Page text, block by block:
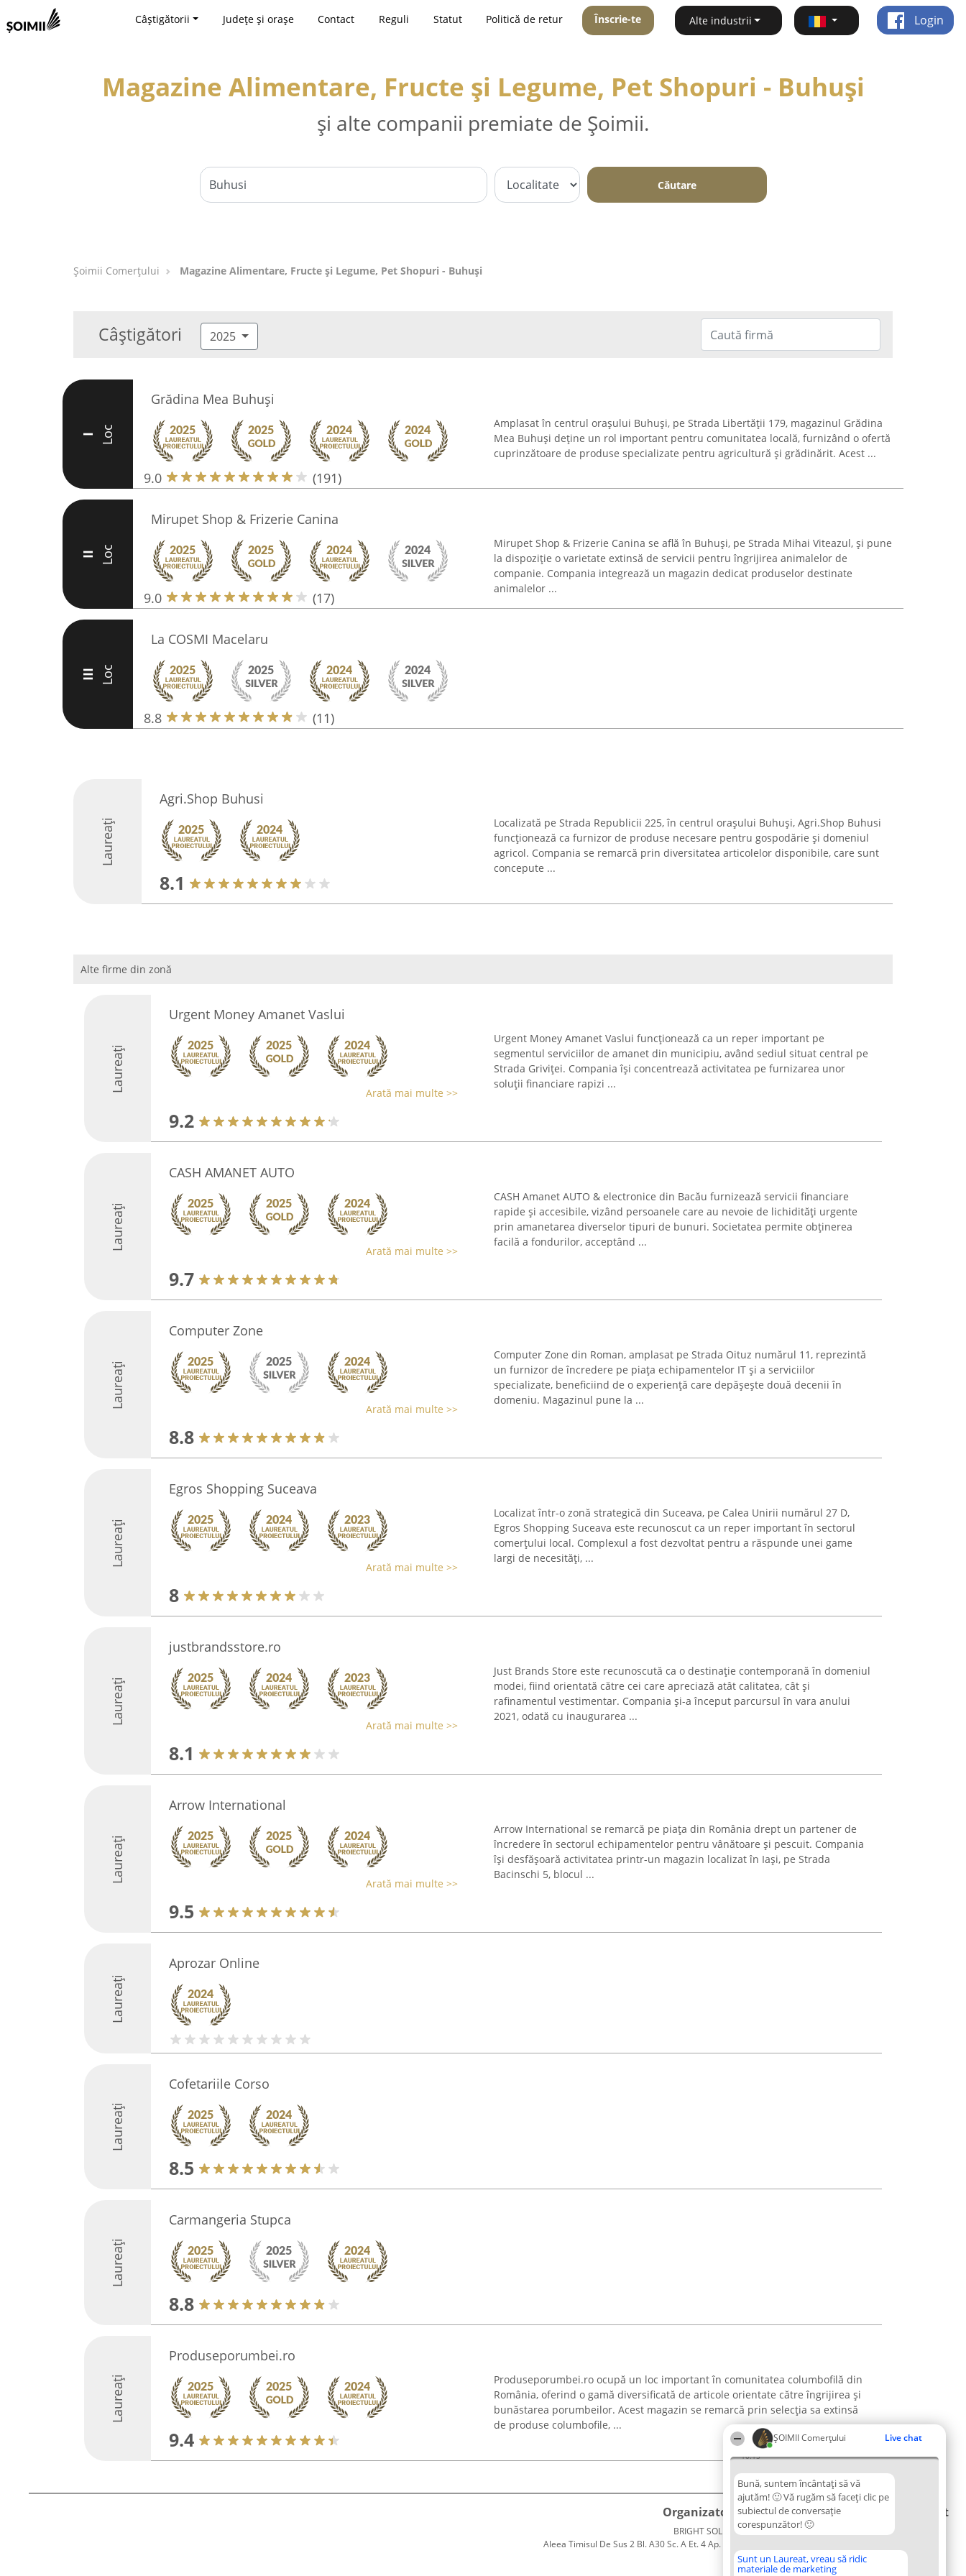
ȘOIMII Comerțului Live chat
10:15
Bună, suntem încântați să vă
ajutăm! 🙂 Vă rugăm să faceți clic pe
subiectul de conversație
corespunzător! 🙂
Sunt un Laureat, vreau să ridic
materiale de marketing
Câștigătorii Județe și orașe Contact Reguli Statut Politică de retur Înscrie-te Alte industrii Login
Magazine Alimentare, Fructe și Legume, Pet Shopuri - Buhuşi
și alte companii premiate de Șoimii.
Căutare
Șoimii Comerțului Magazine Alimentare, Fructe și Legume, Pet Shopuri - Buhuşi
Câștigători 2025
I Loc
Grădina Mea Buhuși
9.0 (191)
Amplasat în centrul orașului Buhuși, pe Strada Libertății 179, magazinul Grădina
Mea Buhuși deține un rol important pentru comunitatea locală, furnizând o ofertă
cuprinzătoare de produse specializate pentru agricultură și grădinărit. Acest ...
II Loc
Mirupet Shop & Frizerie Canina
9.0 (17)
Mirupet Shop & Frizerie Canina se află în Buhuși, pe Strada Mihai Viteazul, și pune
la dispoziție o varietate extinsă de servicii pentru îngrijirea animalelor de
companie. Compania integrează un magazin dedicat produselor destinate
animalelor ...
III Loc
La COSMI Macelaru
8.8 (11)
Laureați
Agri.Shop Buhusi
8.1
Localizată pe Strada Republicii 225, în centrul orașului Buhuși, Agri.Shop Buhusi
funcționează ca furnizor de produse necesare pentru gospodărie și domeniul
agricol. Compania se remarcă prin diversitatea articolelor disponibile, care sunt
concepute ...
Alte firme din zonă
Laureați
Urgent Money Amanet Vaslui
Arată mai multe >>
9.2
Urgent Money Amanet Vaslui funcționează ca un reper important pe
segmentul serviciilor de amanet din municipiu, având sediul situat central pe
Strada Griviței. Compania își concentrează activitatea pe furnizarea unor
soluții financiare rapizi ...
Laureați
CASH AMANET AUTO
Arată mai multe >>
9.7
CASH Amanet AUTO & electronice din Bacău furnizează servicii financiare
rapide și accesibile, vizând persoanele care au nevoie de lichidități urgente
prin amanetarea diverselor tipuri de bunuri. Societatea permite obținerea
facilă a fondurilor, acceptând ...
Laureați
Computer Zone
Arată mai multe >>
8.8
Computer Zone din Roman, amplasat pe Strada Oituz numărul 11, reprezintă
un furnizor de încredere pe piața echipamentelor IT și a serviciilor
specializate, beneficiind de o experiență care depășește două decenii în
domeniu. Magazinul pune la ...
Laureați
Egros Shopping Suceava
Arată mai multe >>
8
Localizat într-o zonă strategică din Suceava, pe Calea Unirii numărul 27 D,
Egros Shopping Suceava este recunoscut ca un reper important în sectorul
comerțului local. Complexul a fost dezvoltat pentru a răspunde unei game
largi de necesități, ...
Laureați
justbrandsstore.ro
Arată mai multe >>
8.1
Just Brands Store este recunoscută ca o destinație contemporană în domeniul
modei, fiind orientată către cei care apreciază atât calitatea, cât și
rafinamentul vestimentar. Compania și-a început parcursul în vara anului
2021, odată cu inaugurarea ...
Laureați
Arrow International
Arată mai multe >>
9.5
Arrow International se remarcă pe piața din România drept un partener de
încredere în sectorul echipamentelor pentru vânătoare și pescuit. Compania
își desfășoară activitatea printr-un magazin localizat în Iași, pe Strada
Bacinschi 5, blocul ...
Laureați
Aprozar Online
Laureați
Cofetariile Corso
8.5
Laureați
Carmangeria Stupca
8.8
Laureați
Produseporumbei.ro
9.4
Produseporumbei.ro ocupă un loc important în comunitatea columbofilă din
România, oferind o gamă diversificată de articole orientate către îngrijirea și
bunăstarea porumbeilor. Acest magazin se remarcă prin selecția sa extinsă
de produse columbofile, ...
Organizator Ranking
BRIGHT SOLUTIONS BR SRL
Aleea Timisul De Sus 2 Bl. A30 Sc. A Et. 4 Ap. 13 Cod 061952
București
CUI 36737675
Plebiscyt
Tuturor
Laureaților
Contact